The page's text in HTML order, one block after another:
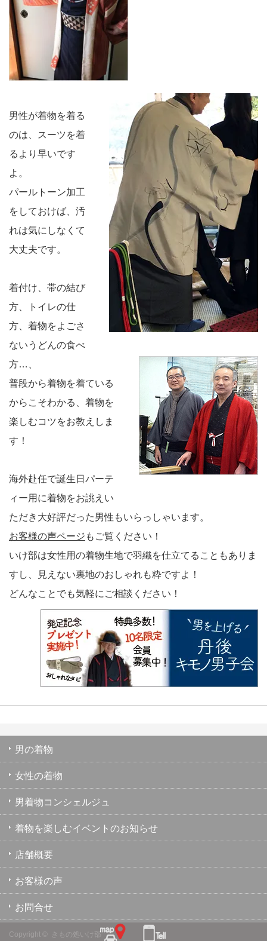
男性が着物を着る
のは、スーツを着
るより早いです
よ。
パールトーン加工
をしておけば、汚
れは気にしなくて
大丈夫です。
着付け、帯の結び
方、トイレの仕
方、着物をよごさ
ないうどんの食べ
方…、
普段から着物を着ている
からこそわかる、着物を
楽しむコツをお教えしま
す！
海外赴任で誕生日パーテ
ィー用に着物をお誂えい
ただき大好評だった男性もいらっしゃいます。
お客様の声ページ もご覧ください！
いけ部は女性用の着物生地で羽織を仕立てることもありま
すし、見えない裏地のおしゃれも粋ですよ！
どんなことでも気軽にご相談ください！
男の着物
女性の着物
男着物コンシェルジュ
着物を楽しむイベントのお知らせ
店舗概要
お客様の声
お問合せ
Copyright © きもの処いけ部